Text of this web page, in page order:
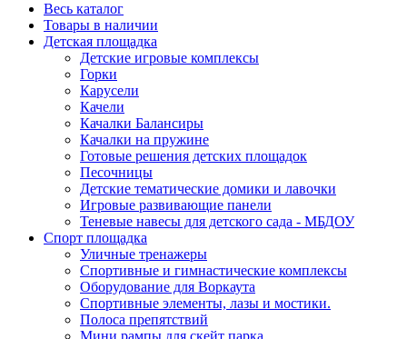
Весь каталог
Товары в наличии
Детская площадка
Детские игровые комплексы
Горки
Карусели
Качели
Качалки Балансиры
Качалки на пружине
Готовые решения детских площадок
Песочницы
Детские тематические домики и лавочки
Игровые развивающие панели
Теневые навесы для детского сада - МБДОУ
Спорт площадка
Уличные тренажеры
Спортивные и гимнастические комплексы
Оборудование для Воркаута
Спортивные элементы, лазы и мостики.
Полоса препятствий
Мини рампы для скейт парка